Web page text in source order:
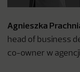
Agnieszka
head of business
co-owner w